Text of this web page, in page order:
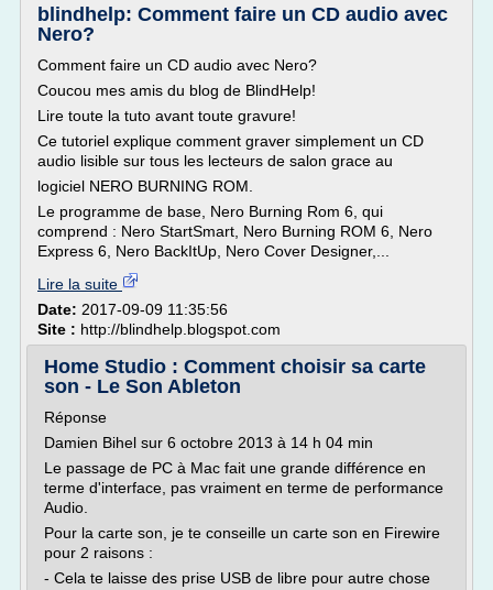
blindhelp: Comment faire un CD audio avec
Nero?
Comment faire un CD audio avec Nero?
Coucou mes amis du blog de BlindHelp!
Lire toute la tuto avant toute gravure!
Ce tutoriel explique comment graver simplement un CD
audio lisible sur tous les lecteurs de salon grace au
logiciel NERO BURNING ROM.
Le programme de base, Nero Burning Rom 6, qui
comprend : Nero StartSmart, Nero Burning ROM 6, Nero
Express 6, Nero BackItUp, Nero Cover Designer,...
Lire la suite
Date: 2017-09-09 11:35:56
Site : http://blindhelp.blogspot.com
Home Studio : Comment choisir sa carte
son - Le Son Ableton
Réponse
Damien Bihel sur 6 octobre 2013 à 14 h 04 min
Le passage de PC à Mac fait une grande différence en
terme d'interface, pas vraiment en terme de performance
Audio.
Pour la carte son, je te conseille un carte son en Firewire
pour 2 raisons :
- Cela te laisse des prise USB de libre pour autre chose